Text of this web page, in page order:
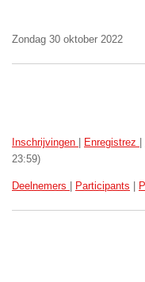
Zondag 30 oktober 2022
Inschrijvingen Enregistrez
23:59)
Deelnemers Participants